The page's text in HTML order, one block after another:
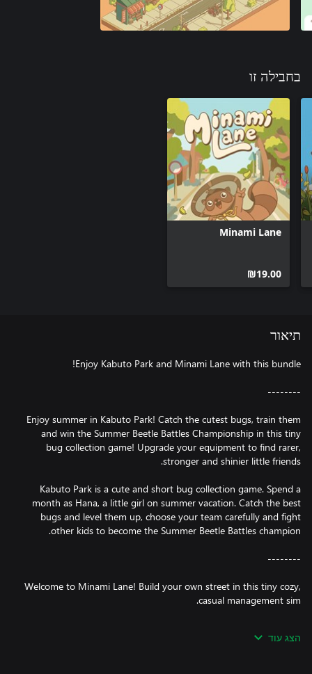
בחבילה זו
Minami Lane
‪₪‎19.00‬
תיאור
Enjoy summer in Kabuto Park! Catch the cutest bugs, train them
and win the Summer Beetle Battles Championship in this tiny
bug collection game! Upgrade your equipment to find rarer,
Kabuto Park is a cute and short bug collection game. Spend a
month as Hana, a little girl on summer vacation. Catch the best
bugs and level them up, choose your team carefully and fight
Welcome to Minami Lane! Build your own street in this tiny cozy,
Japanese-inspired street. Create and manage your own street,
הצג עוד